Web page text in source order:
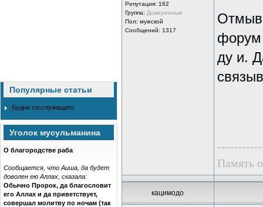
Популярные статьи
Будни госслужащего
Уголок мусульманина
О благородстве раба
Сообщается, что Аиша, да будет
доволен ею Аллах, сказала:
Обычно Пророк, да благословит
его Аллах и да приветствует,
совершал молитву по ночам (так
Репутация: 162
Группа: Доверенные
Пол: мужской
Сообщений: 1317
форум
ду и.
Память
кацимодо